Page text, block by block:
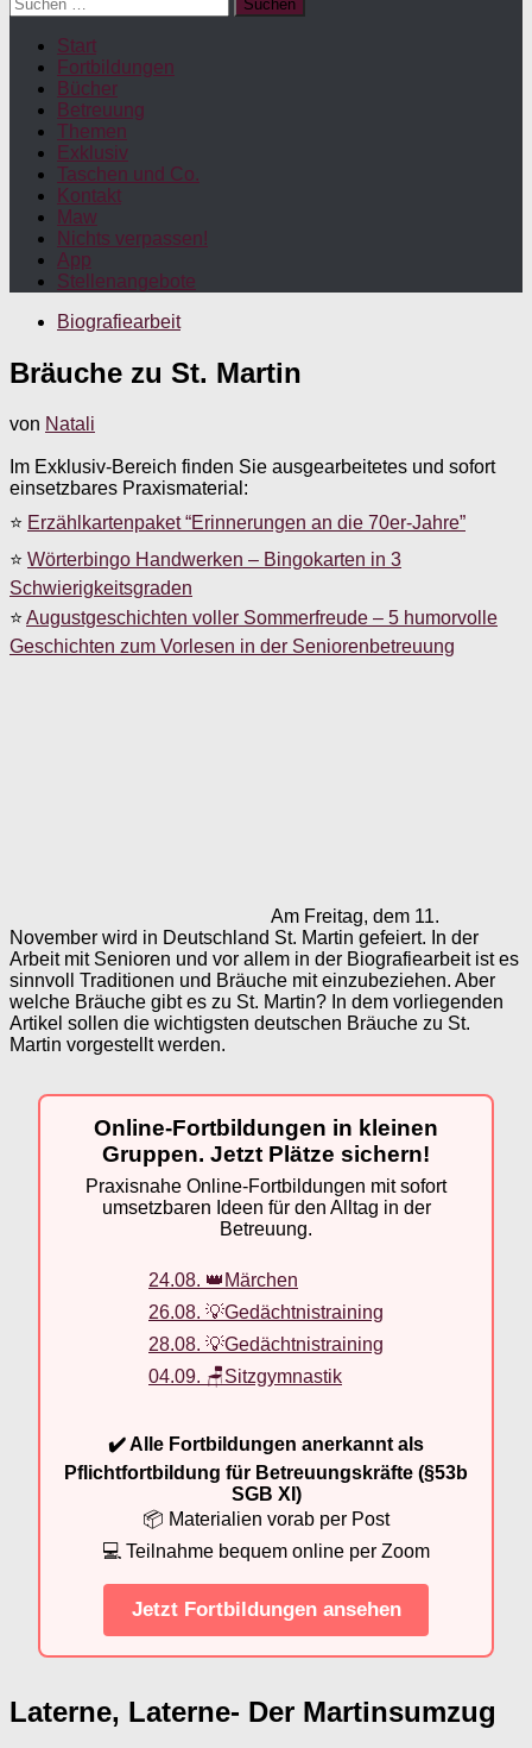
nach:
Start
Fortbildungen
Bücher
Betreuung
Themen
Exklusiv
Taschen und Co.
Kontakt
Maw
Nichts verpassen!
App
Stellenangebote
Biografiearbeit
Bräuche zu St. Martin
von Natali
Im Exklusiv-Bereich finden Sie ausgearbeitetes und sofort
einsetzbares Praxismaterial:
⭐ Erzählkartenpaket “Erinnerungen an die 70er-Jahre”
⭐ Wörterbingo Handwerken – Bingokarten in 3
Schwierigkeitsgraden
⭐ Augustgeschichten voller Sommerfreude – 5 humorvolle
Geschichten zum Vorlesen in der Seniorenbetreuung
Am Freitag, dem 11.
November wird in Deutschland St. Martin gefeiert. In der
Arbeit mit Senioren und vor allem in der Biografiearbeit ist es
sinnvoll Traditionen und Bräuche mit einzubeziehen. Aber
welche Bräuche gibt es zu St. Martin? In dem vorliegenden
Artikel sollen die wichtigsten deutschen Bräuche zu St.
Martin vorgestellt werden.
Online-Fortbildungen in kleinen
Gruppen. Jetzt Plätze sichern!
Praxisnahe Online-Fortbildungen mit sofort
umsetzbaren Ideen für den Alltag in der
Betreuung.
24.08. 👑Märchen
26.08. 💡Gedächtnistraining
28.08. 💡Gedächtnistraining
04.09. 🪑Sitzgymnastik
✔️ Alle Fortbildungen anerkannt als
Pflichtfortbildung für Betreuungskräfte (§53b
SGB XI)
📦 Materialien vorab per Post
💻 Teilnahme bequem online per Zoom
Jetzt Fortbildungen ansehen
Laterne, Laterne- Der Martinsumzug